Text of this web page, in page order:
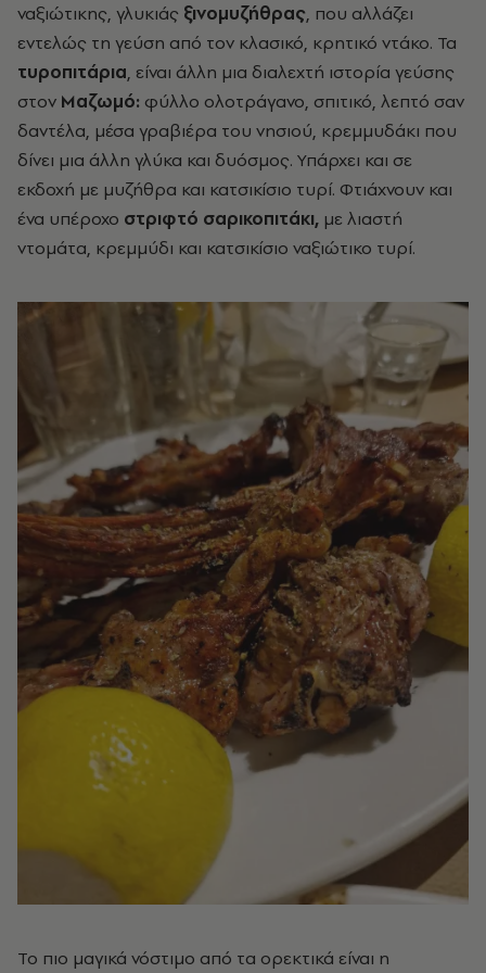
ναξιώτικης, γλυκιάς ξινομυζήθρας, που αλλάζει
εντελώς τη γεύση από τον κλασικό, κρητικό ντάκο. Τα
τυροπιτάρια, είναι άλλη μια διαλεχτή ιστορία γεύσης
στον Μαζωμό: φύλλο ολοτράγανο, σπιτικό, λεπτό σαν
δαντέλα, μέσα γραβιέρα του νησιού, κρεμμυδάκι που
δίνει μια άλλη γλύκα και δυόσμος. Υπάρχει και σε
εκδοχή με μυζήθρα και κατσικίσιο τυρί. Φτιάχνουν και
ένα υπέροχο στριφτό σαρικοπιτάκι, με λιαστή
ντομάτα, κρεμμύδι και κατσικίσιο ναξιώτικο τυρί.
Το πιο μαγικά νόστιμο από τα ορεκτικά είναι η